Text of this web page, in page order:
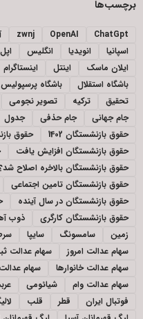
برچسب‌ها
ChatGpt
OpenAI
zwnj
اسپانیا
انویدیا انگلیس اپل
ایلان ماسک
اینتل اینستاگرام
باشگاه استقلال
باشگاه پرسپولیس
تحقیق
ترکیه تصویر نجومی
جام جهانی
جام حذفی جدول
حقوق بازنشستگان 1402
حقوق
حقوق بازنشستگان افزایش یافت
حقوق بازنشستگان بالاخره اصلاح
حقوق بازنشستگان تامین اجتماعی
حقوق بازنشستگان در سال آینده
حقوق بازنشستگان کارگری
ذوب
زمین
سامسونگ سایپا
سهام عدالت امروز
سهام عدالت
سهام عدالت خانوارها
سهام
سهام عدالت وام
شیائومی
فوتبال ایران
قطر قلب